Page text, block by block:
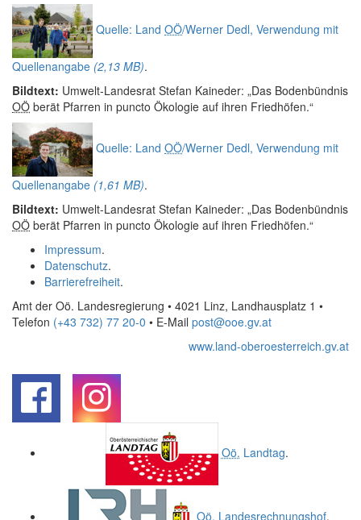
Quelle: Land OÖ/Werner Dedl, Verwendung mit
Quellenangabe (2,13 MB).
Bildtext: Umwelt-Landesrat Stefan Kaineder: „Das Bodenbündnis
OÖ berät Pfarren in puncto Ökologie auf ihren Friedhöfen.“
Quelle: Land OÖ/Werner Dedl, Verwendung mit
Quellenangabe (1,61 MB).
Bildtext: Umwelt-Landesrat Stefan Kaineder: „Das Bodenbündnis
OÖ berät Pfarren in puncto Ökologie auf ihren Friedhöfen.“
Impressum.
Datenschutz.
Barrierefreiheit.
Amt der Oö. Landesregierung • 4021 Linz, Landhausplatz 1 •
Telefon (+43 732) 77 20-0 • E-Mail post@ooe.gv.at
www.land-oberoesterreich.gv.at
Oö. Landtag.
Oö. Landesrechnungshof.